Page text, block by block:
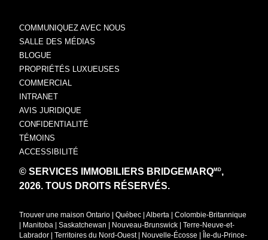
COMMUNIQUEZ AVEC NOUS
SALLE DES MÉDIAS
BLOGUE
PROPRIÉTÉS LUXUEUSES
COMMERCIAL
INTRANET
AVIS JURIDIQUE
CONFIDENTIALITÉ
TÉMOINS
ACCESSIBILITÉ
© SERVICES IMMOBILIERS BRIDGEMARQMD,
2026. TOUS DROITS RÉSERVÉS.
Trouver une maison Ontario Québec Alberta
Colombie-Britannique
Manitoba Saskatchewan Nouveau-Brunswick
Terre-Neuve-et-
Labrador
Territoires du Nord-Ouest| Nouvelle-Écosse
Île-du-Prince-